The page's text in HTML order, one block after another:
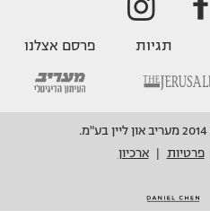
תגיות פרסם אצלנו
פרטיות ארכיון